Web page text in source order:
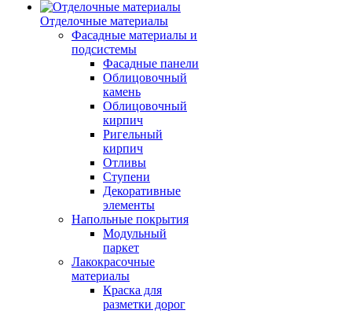
Отделочные материалы
Фасадные материалы и
подсистемы
Фасадные панели
Облицовочный
камень
Облицовочный
кирпич
Ригельный
кирпич
Отливы
Ступени
Декоративные
элементы
Напольные покрытия
Модульный
паркет
Лакокрасочные
материалы
Краска для
разметки дорог